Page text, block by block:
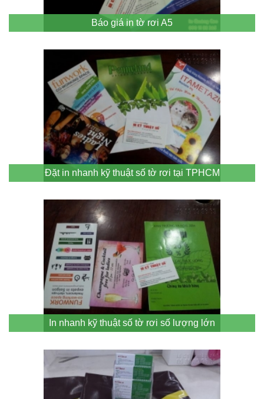
Báo giá in tờ rơi A5
Đặt in nhanh kỹ thuật số tờ rơi tại TPHCM
In nhanh kỹ thuật số tờ rơi số lượng lớn